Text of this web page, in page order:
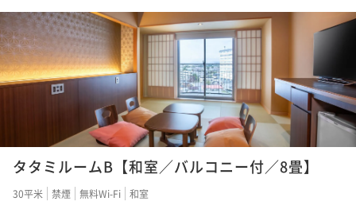
朝は北海道の幸を愉しむ／朝食付き
朝食付き 現地決済可 事前決済可
IN 15:00 - 22:00 OUT10:00
ポイント即利用で最大7％OFF
¥22,400~
¥ 20,832 ~
ポイントアップ
【ベストレート】北海道の味覚ビュッフェと湯の川温
泉を愉しむ／夕・朝食付き
タタミルームB【和室／バルコニー付／8畳】
30平米 禁煙 無料Wi-Fi 和室